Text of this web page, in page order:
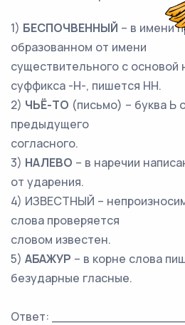
1) БЕСПОЧВЕННЫЙ – в имени
образованном от имени
существительного с
суффикса -Н-, пишется НН.
2) ЧЬЁ-ТО (письмо) – буква Ь
предыдущего
согласного.
3) НАЛЕВО – в наречии
от ударения.
4) ИЗВЕСТНЫЙ –
слова проверяется
словом известен.
5) АБАЖУР – в корне слова
безударные гласные.
Ответ: